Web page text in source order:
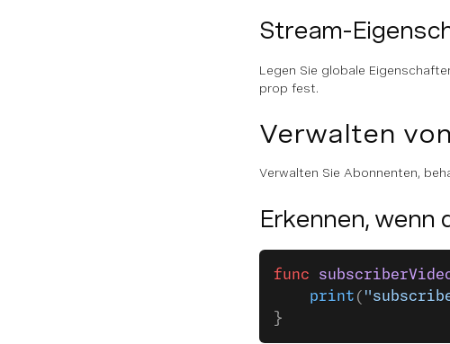
Stream-
Legen Sie globale
prop fest.
Verwalten
Verwalten Sie Abonnenten,
Erkennen,
func
    print
(
}